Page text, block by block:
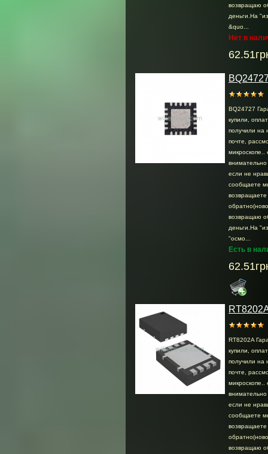
возвращаю
деньги.На
&quo...
Нет в
BQ24727
купили,
получили на
почте,
микроскопе..
внимательно
если не
сообщаете
возвращаете
возвращаю
деньги.На
"осмо...
Есть в
RT8202A
купили,
получили на
почте,
микроскопе..
внимательно
если не
сообщаете
возвращаете
возвращаю